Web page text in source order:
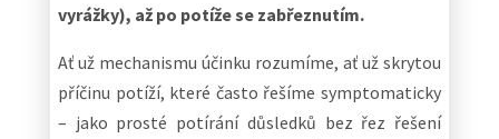
vyrážky), až po potíže se zabřeznutím.
Ať už mechanismu účinku rozumíme, ať už skrytou
příčinu potíží, které často řešíme symptomaticky
– jako prosté potírání důsledků bez řez řešení